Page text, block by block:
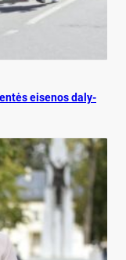
ei­se­nos da­ly­